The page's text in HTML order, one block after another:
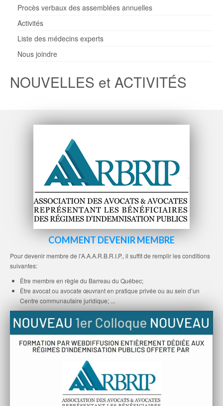
Procès verbaux des assemblées annuelles
Activités
Liste des médecins experts
Nous joindre
NOUVELLES et ACTIVITÉS
COMMENT DEVENIR MEMBRE
Pour devenir membre de l’A.A.A.R.B.R.I.P., il suffit de remplir les conditions
suivantes:
Être membre en règle du Barreau du Québec;
Être avocat ou avocate œuvrant en pratique privée ou au sein d’un
Centre communautaire juridique; ...